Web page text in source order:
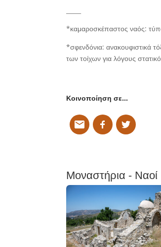
*καμαροσκέπαστος ναός:
*σφενδόνια: ανακουφιστικά
των τοίχων για λόγους
Κοινοποίηση σε…
Μοναστήρια - Ναοί